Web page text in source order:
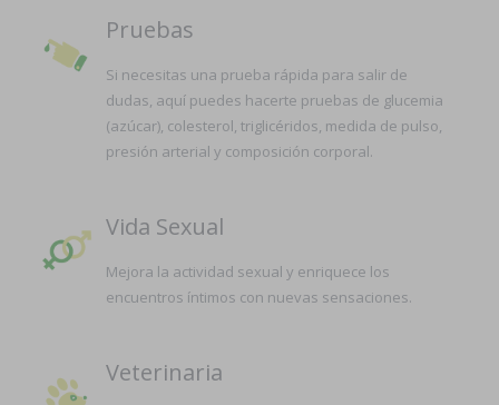
Pruebas
Si necesitas una prueba rápida para salir de
dudas, aquí puedes hacerte pruebas de glucemia
(azúcar), colesterol, triglicéridos, medida de pulso,
presión arterial y composición corporal.
Vida Sexual
Mejora la actividad sexual y enriquece los
encuentros íntimos con nuevas sensaciones.
Veterinaria